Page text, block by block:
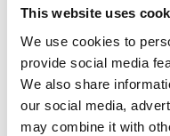
This website uses
We use cookies to
provide social media
We also share
our social media,
may combine it with
Einzelheiten
Leicht stapelbares
Endlose Erhebung
Platzsparend
Keine